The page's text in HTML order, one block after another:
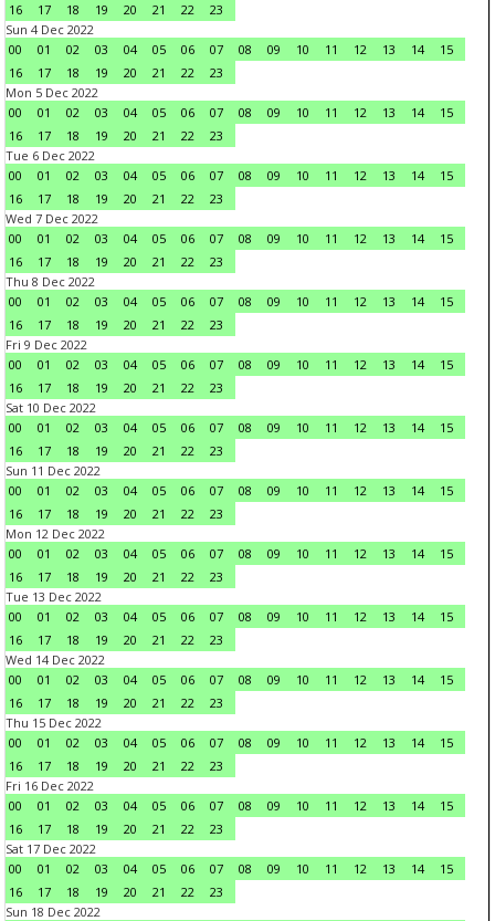
16
17 18 19 20 21 22
23
Sun 4 Dec 2022
00
01 02 03 04 05 06 07 08 09 10 11 12 13 14
15
16
17 18 19 20 21 22
23
Mon 5 Dec 2022
00
01 02 03 04 05 06 07 08 09 10 11 12 13 14
15
16
17 18 19 20 21 22
23
Tue 6 Dec 2022
00
01 02 03 04 05 06 07 08 09 10 11 12 13 14
15
16
17 18 19 20 21 22
23
Wed 7 Dec 2022
00
01 02 03 04 05 06 07 08 09 10 11 12 13 14
15
16
17 18 19 20 21 22
23
Thu 8 Dec 2022
00
01 02 03 04 05 06 07 08 09 10 11 12 13 14
15
16
17 18 19 20 21 22
23
Fri 9 Dec 2022
00
01 02 03 04 05 06 07 08 09 10 11 12 13 14
15
16
17 18 19 20 21 22
23
Sat 10 Dec 2022
00
01 02 03 04 05 06 07 08 09 10 11 12 13 14
15
16
17 18 19 20 21 22
23
Sun 11 Dec 2022
00
01 02 03 04 05 06 07 08 09 10 11 12 13 14
15
16
17 18 19 20 21 22
23
Mon 12 Dec 2022
00
01 02 03 04 05 06 07 08 09 10 11 12 13 14
15
16
17 18 19 20 21 22
23
Tue 13 Dec 2022
00
01 02 03 04 05 06 07 08 09 10 11 12 13 14
15
16
17 18 19 20 21 22
23
Wed 14 Dec 2022
00
01 02 03 04 05 06 07 08 09 10 11 12 13 14
15
16
17 18 19 20 21 22
23
Thu 15 Dec 2022
00
01 02 03 04 05 06 07 08 09 10 11 12 13 14
15
16
17 18 19 20 21 22
23
Fri 16 Dec 2022
00
01 02 03 04 05 06 07 08 09 10 11 12 13 14
15
16
17 18 19 20 21 22
23
Sat 17 Dec 2022
00
01 02 03 04 05 06 07 08 09 10 11 12 13 14
15
16
17 18 19 20 21 22
23
Sun 18 Dec 2022